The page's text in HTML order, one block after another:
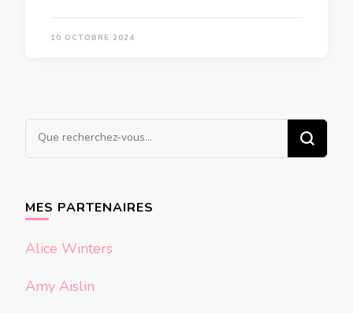
10 OCTOBRE 2024
Vous
MES PARTENAIRES
Alice Winters
Amy Aislin